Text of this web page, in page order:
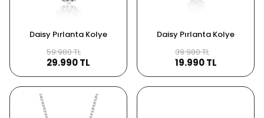
Daisy Pırlanta Kolye
59.980 TL
29.990 TL
Daisy Pırlanta Kolye
39.980 TL
19.990 TL